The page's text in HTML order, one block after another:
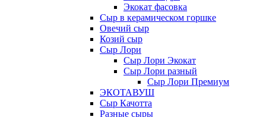
Экокат фасовка
Сыр в керамическом горшке
Овечий сыр
Козий сыр
Сыр Лори
Сыр Лори Экокат
Сыр Лори разный
Сыр Лори Премиум
ЭКОТАВУШ
Сыр Качотта
Разные сыры